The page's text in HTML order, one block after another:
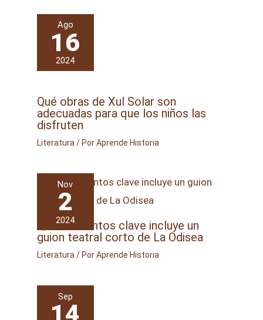
Ago
16
2024
Qué obras de Xul Solar son
adecuadas para que los niños las
disfruten
Literatura/ PorAprende Historia
Nov
2
2024
Qué elementos clave incluye un
guion teatral corto de La Odisea
Literatura/ PorAprende Historia
Sep
14